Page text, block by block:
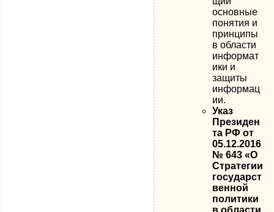
основные
понятия и
принципы
в области
информат
ики и
защиты
информац
ии.
Указ
Президен
та РФ от
05.12.2016
№ 643 «О
Стратегии
государст
венной
политики
в области